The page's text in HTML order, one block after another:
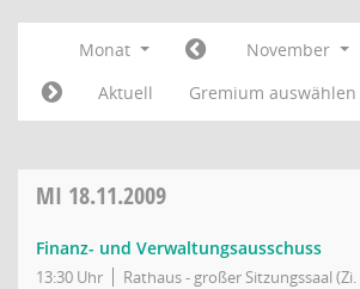
Monat November
Aktuell
Gremium auswählen
MI 18.11.2009
Finanz- und Verwaltungsausschuss
13:30 Uhr Rathaus - großer Sitzungssaal (Zi.